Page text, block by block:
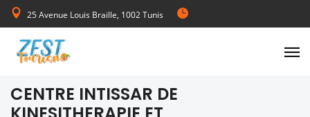
25 Avenue Louis Braille, 1002 Tunis
de Lundi au Vendredi 08:00-17:00
CENTRE INTISSAR DE